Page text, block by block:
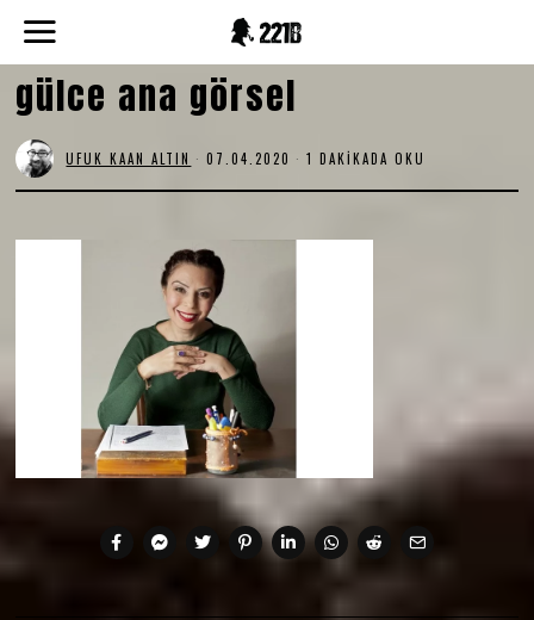
gülce ana görsel
UFUK KAAN ALTIN 07.04.2020 1 DAKIKADA OKU